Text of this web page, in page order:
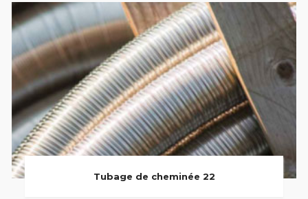
Tubage de cheminée 22